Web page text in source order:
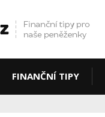
FINANČNÍ TIPY